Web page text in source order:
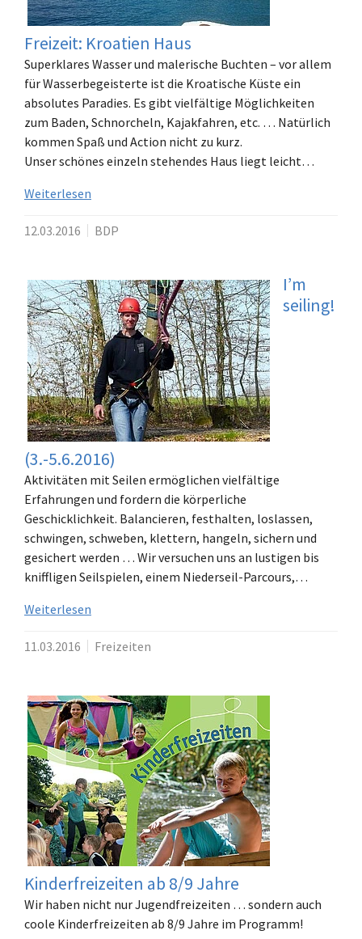
Freizeit: Kroatien Haus
Superklares Wasser und malerische Buchten – vor allem
für Wasserbegeisterte ist die Kroatische Küste ein
absolutes Paradies. Es gibt vielfältige Möglichkeiten
zum Baden, Schnorcheln, Kajakfahren, etc. … Natürlich
kommen Spaß und Action nicht zu kurz.
Unser schönes einzeln stehendes Haus liegt leicht…
Weiterlesen
12.03.2016 BDP
I’m
seiling!
(3.-5.6.2016)
Aktivitäten mit Seilen ermöglichen vielfältige
Erfahrungen und fordern die körperliche
Geschicklichkeit. Balancieren, festhalten, loslassen,
schwingen, schweben, klettern, hangeln, sichern und
gesichert werden … Wir versuchen uns an lustigen bis
kniffligen Seilspielen, einem Niederseil-Parcours,…
Weiterlesen
11.03.2016 Freizeiten
Kinderfreizeiten ab 8/9 Jahre
Wir haben nicht nur Jugendfreizeiten … sondern auch
coole Kinderfreizeiten ab 8/9 Jahre im Programm!